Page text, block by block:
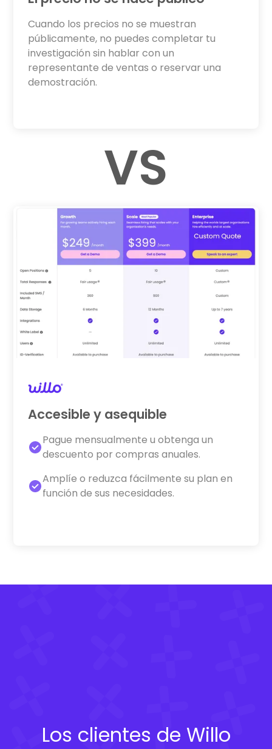
Cuando los precios no se muestran
públicamente, no puedes completar tu
investigación sin hablar con un
representante de ventas o reservar una
demostración.
VS
Accesible y asequible
Pague mensualmente u obtenga un
descuento por compras anuales.
Amplíe o reduzca fácilmente su plan en
función de sus necesidades.
Los clientes de Willo